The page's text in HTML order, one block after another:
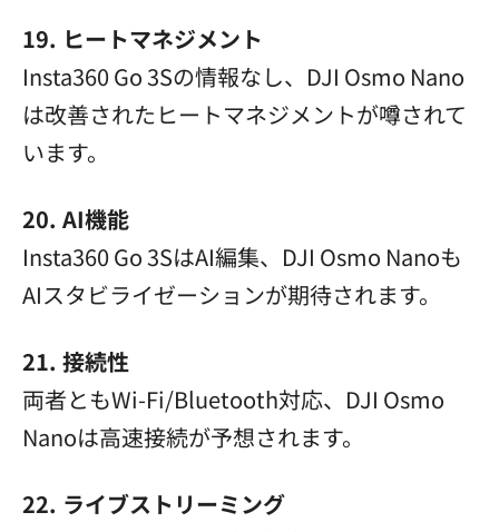
19. ヒートマネジメント
Insta360 Go 3Sの情報なし、DJI Osmo Nano
は改善されたヒートマネジメントが噂されて
います。
20. AI機能
Insta360 Go 3SはAI編集、DJI Osmo Nanoも
AIスタビライゼーションが期待されます。
21. 接続性
両者ともWi-Fi/Bluetooth対応、DJI Osmo
Nanoは高速接続が予想されます。
22. ライブストリーミング